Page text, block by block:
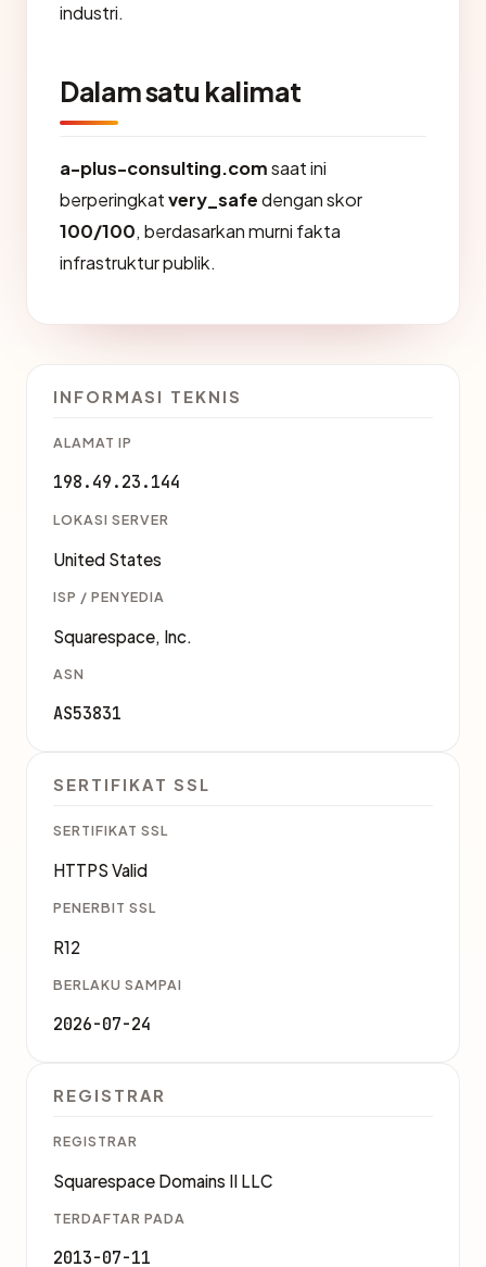
industri.
Dalam satu kalimat
a-plus-consulting.comsaat ini
berperingkatvery_safedengan skor
100/100, berdasarkan murni fakta
infrastruktur publik.
INFORMASI TEKNIS
ALAMAT IP
198.49.23.144
LOKASI SERVER
United States
ISP / PENYEDIA
Squarespace, Inc.
ASN
AS53831
SERTIFIKAT SSL
SERTIFIKAT SSL
HTTPS Valid
PENERBIT SSL
R12
BERLAKU SAMPAI
2026-07-24
REGISTRAR
REGISTRAR
Squarespace Domains II LLC
TERDAFTAR PADA
2013-07-11